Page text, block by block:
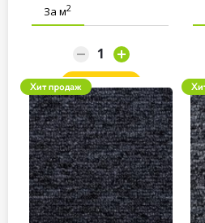
За м2
Заказать